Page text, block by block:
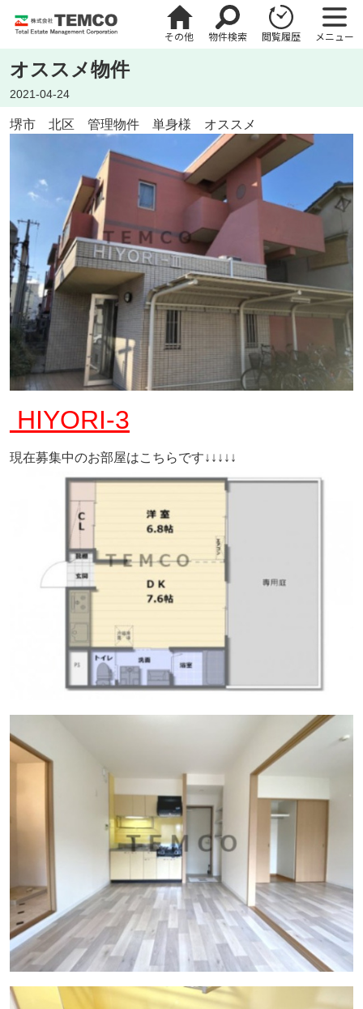
その他 物件検索 閲覧履歴 メニュー
オススメ物件
2021-04-24
堺市 北区 管理物件 単身様 オススメ
HIYORI-3
現在募集中のお部屋はこちらです↓↓↓↓↓